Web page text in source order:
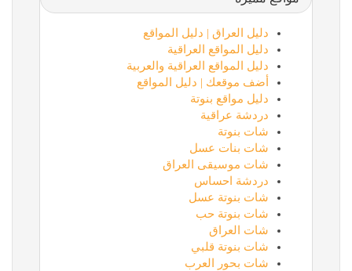
دليل العراق | دليل المواقع
دليل المواقع العراقية
دليل المواقع العراقية والعربية
أضف موقعك | دليل المواقع
دليل مواقع بنوتة
دردشة عراقية
شات بنوتة
شات بنات عسل
شات موسيقى العراق
دردشة احساس
شات بنوتة عسل
شات بنوتة حب
شات العراق
شات بنوتة قلبي
شات بحور العرب